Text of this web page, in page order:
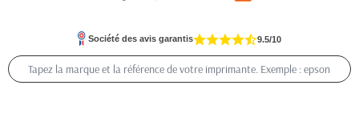
Société des avis garantis 9.5/10